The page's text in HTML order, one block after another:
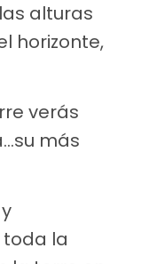
alturas
horizonte,
verás
más
la